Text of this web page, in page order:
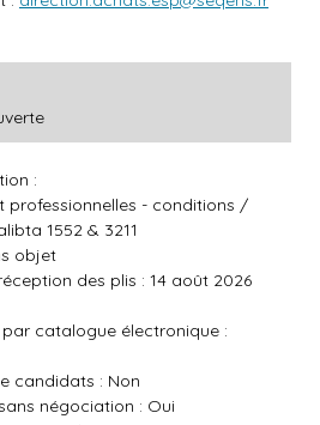
:
professionnelles - conditions /
1552 & 3211
objet
des plis : 14 août 2026
catalogue électronique :
candidats : Non
négociation : Oui